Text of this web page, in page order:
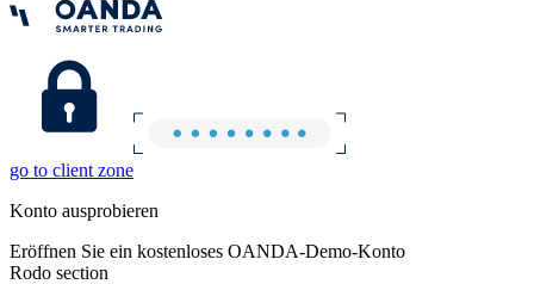
go to client zone
Konto ausprobieren
Eröffnen Sie ein kostenloses OANDA-Demo-Konto
Rodo section